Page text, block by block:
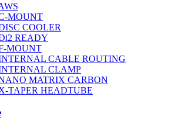
MOUNT
COOLER
READY
MOUNT
INTERNAL CABLE ROUTING
INTERNAL CLAMP
NANO MATRIX CARBON
TAPER HEADTUBE